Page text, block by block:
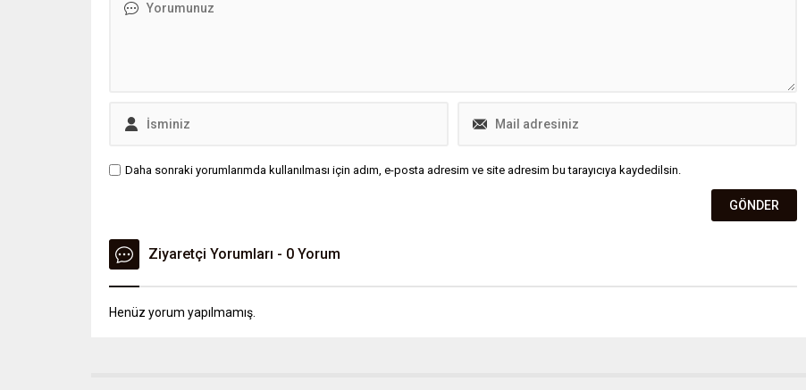
Daha sonraki yorumlarımda kullanılması için adım, e-posta adresim ve site adresim bu tarayıcıya kaydedilsin.
Ziyaretçi Yorumları - 0 Yorum
Henüz yorum yapılmamış.